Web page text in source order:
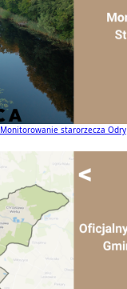
Monitorowanie starorzecza Odry